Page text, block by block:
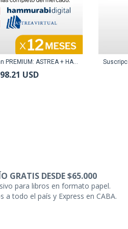
ASTREA + HA...
USD
GRATIS DESDE $65.000
para libros en formato papel.
a todo el país y Express en CABA.